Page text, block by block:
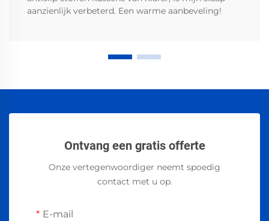
aanzienlijk verbeterd. Een warme aanbeveling!
Ontvang een gratis offerte
Onze vertegenwoordiger neemt spoedig
contact met u op.
E-mail